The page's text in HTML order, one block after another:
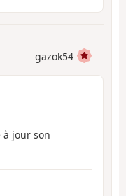
gazok54
jour son